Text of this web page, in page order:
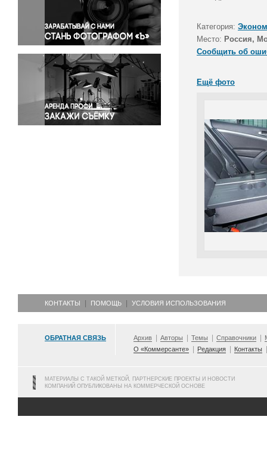
Правосудие
Происшествия и конфликты
Религия
Светская жизнь
Спорт
Экология
Экономика и бизнес
Категория:
Место: Россия,
Сообщить об
Ещё фото
КОНТАКТЫ ПОМОЩЬ УСЛОВИЯ ИСПОЛЬЗОВАНИЯ
ОБРАТНАЯ СВЯЗЬ Архив Авторы Темы Справочники
О «Коммерсанте»
Редакция Контакты
МАТЕРИАЛЫ С ТАКОЙ МЕТКОЙ, ПАРТНЕРСКИЕ ПРОЕКТЫ И НОВОСТИ
КОМПАНИЙ ОПУБЛИКОВАНЫ НА КОММЕРЧЕСКОЙ ОСНОВЕ